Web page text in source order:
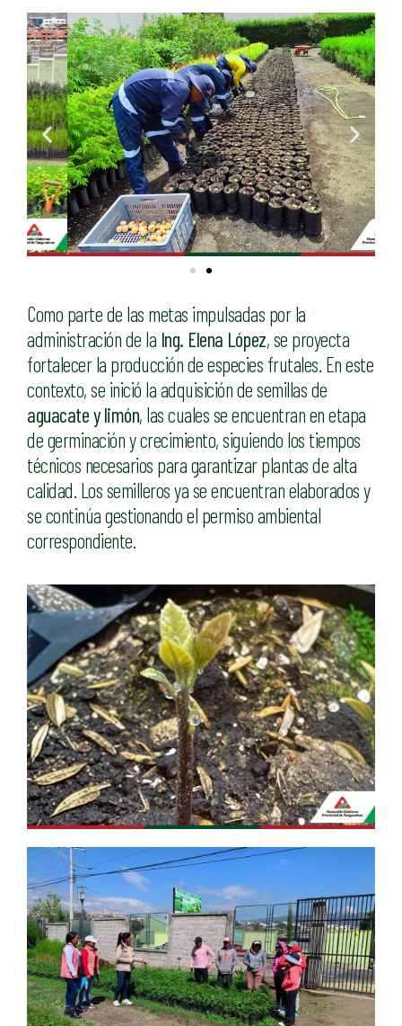
Como parte de las metas impulsadas por la
administración de la Ing. Elena López, se proyecta
fortalecer la producción de especies frutales. En este
contexto, se inició la adquisición de semillas de
aguacate y limón, las cuales se encuentran en etapa
de germinación y crecimiento, siguiendo los tiempos
técnicos necesarios para garantizar plantas de alta
calidad. Los semilleros ya se encuentran elaborados y
se continúa gestionando el permiso ambiental
correspondiente.